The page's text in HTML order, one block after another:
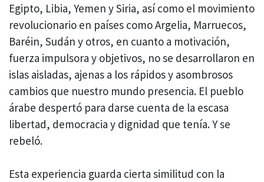
Egipto, Libia, Yemen y Siria, así como el movimiento
revolucionario en países como Argelia, Marruecos,
Baréin, Sudán y otros, en cuanto a motivación,
fuerza impulsora y objetivos, no se desarrollaron en
islas aisladas, ajenas a los rápidos y asombrosos
cambios que nuestro mundo presencia. El pueblo
árabe despertó para darse cuenta de la escasa
libertad, democracia y dignidad que tenía. Y se
rebeló.
Esta experiencia guarda cierta similitud con la